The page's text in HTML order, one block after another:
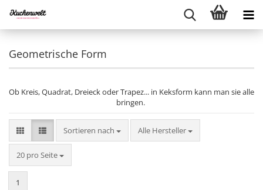
Geometrische Form
Ob Kreis, Quadrat, Dreieck oder Trapez... in Keksform kann man sie alle
bringen.
Sortieren nach
Sortieren nach Alle Hersteller
20 pro Seite
pro Seite
1